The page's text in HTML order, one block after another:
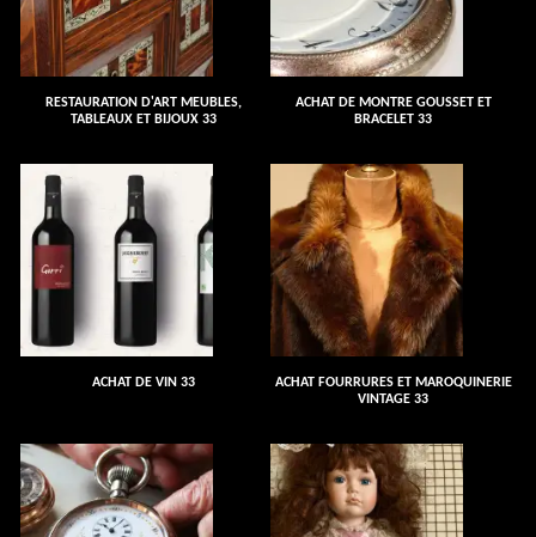
RESTAURATION D'ART MEUBLES,
TABLEAUX ET BIJOUX 33
ACHAT DE MONTRE GOUSSET ET
BRACELET 33
ACHAT DE VIN 33
ACHAT FOURRURES ET MAROQUINERIE
VINTAGE 33